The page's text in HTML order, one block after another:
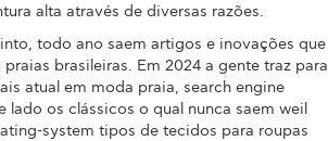
alta através de diversas razões.
todo ano saem artigos e inovações que
brasileiras. Em 2024 a gente traz para
atual em moda praia, search engine
os clássicos o qual nunca saem weil
system tipos de tecidos para roupas